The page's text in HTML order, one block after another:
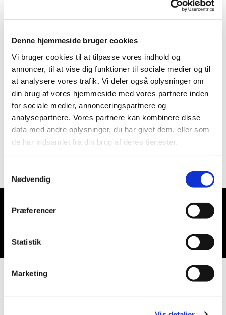
Denne hjemmeside bruger cookies
Vi bruger cookies til at tilpasse vores indhold og
annoncer, til at vise dig funktioner til sociale medier og til
at analysere vores trafik. Vi deler også oplysninger om
din brug af vores hjemmeside med vores partnere inden
for sociale medier, annonceringspartnere og
analysepartnere. Vores partnere kan kombinere disse
data med andre oplysninger, du har givet dem, eller som
de har indsamlet fra din brug af deres tjenester.
Nødvendig
Præferencer
Statistik
Marketing
Du vil måske også kunne lide...